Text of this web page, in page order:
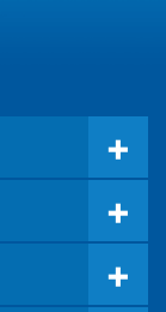
+
+
+